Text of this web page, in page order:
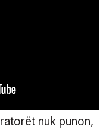
nuk punon,